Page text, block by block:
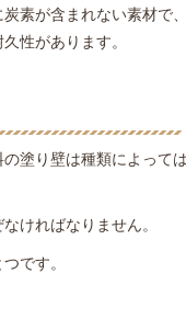
素が含まれない素材で
性があります。
塗り壁は種類によって
ければなりません。
です。